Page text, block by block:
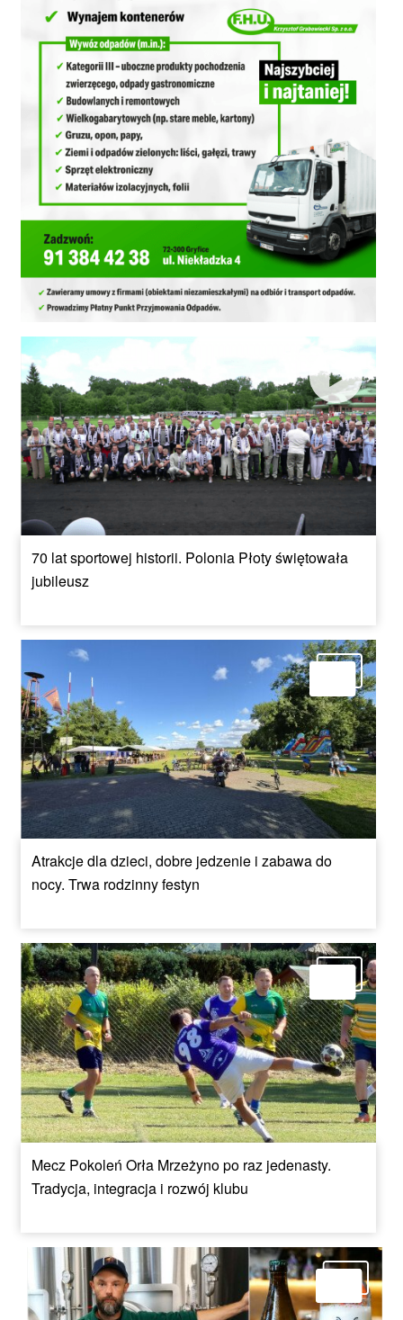
70 lat sportowej historii. Polonia Płoty świętowała
jubileusz
Atrakcje dla dzieci, dobre jedzenie i zabawa do
nocy. Trwa rodzinny festyn
Mecz Pokoleń Orła Mrzeżyno po raz jedenasty.
Tradycja, integracja i rozwój klubu